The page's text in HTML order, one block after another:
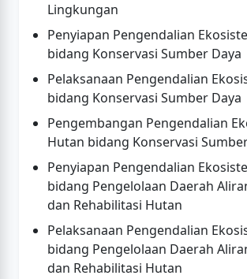
Lingkungan
Penyiapan Pengendalian
bidang Konservasi Sumber Daya
Pelaksanaan Pengendalian
bidang Konservasi Sumber Daya
Pengembangan Pengendalian
Hutan bidang Konservasi
Penyiapan Pengendalian
bidang Pengelolaan Daerah
dan Rehabilitasi Hutan
Pelaksanaan Pengendalian
bidang Pengelolaan Daerah
dan Rehabilitasi Hutan